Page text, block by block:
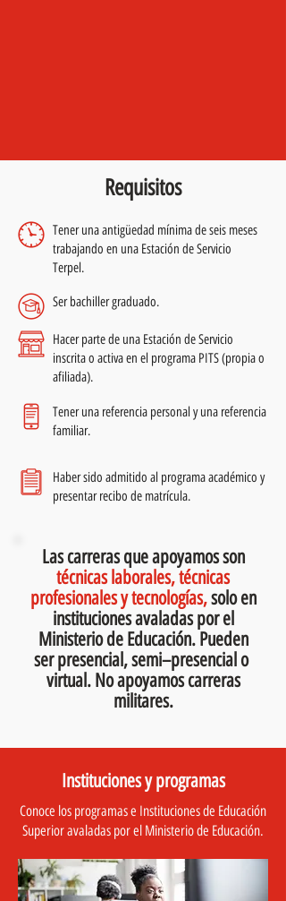
Requisitos
Tener una antigüedad mínima de seis meses
trabajando en una Estación de Servicio
Terpel.
Ser bachiller graduado.
Hacer parte de una Estación de Servicio
inscrita o activa en el programa PITS (propia o
afiliada).
Tener una referencia personal y una referencia
familiar.
Haber sido admitido al programa académico y
presentar recibo de matrícula.
Las carreras que apoyamos son
técnicas laborales, técnicas
profesionales y tecnologías,solo en
instituciones avaladas por el
Ministerio de Educación. Pueden
ser presencial, semi–presencial o
virtual. No apoyamos carreras
militares.
Instituciones y programas
Conoce los programas e Instituciones de Educación
Superior avaladas por el Ministerio de Educación.